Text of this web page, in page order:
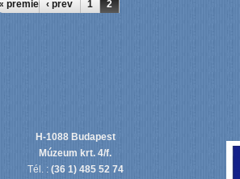
premier ‹ prev 1 2
H-1088 Budapest
Múzeum krt. 4/f.
Tél. : (36 1) 485 52 74